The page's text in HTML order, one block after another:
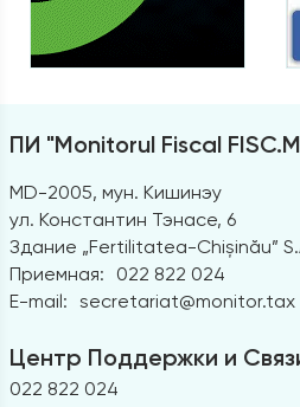
ПИ "Monitorul Fiscal
MD-2005, мун. Кишинэу
ул. Константин Тэнасе, 6
Здание „Fertilitatea-Chișinău”
Приемная:
022 822 024
E-mail: secretariat@monitor.tax
Центр Поддержки и
022 822 024